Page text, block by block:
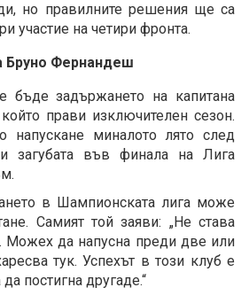
но правилните решения ще са
участие на четири фронта.
Бруно Фернандеш
бъде задържането на капитана
прави изключителен сезон.
миналото лято след
загубата във финала на Лига
в Шампионската лига може
Самият той заяви: „Не става
Можех да напусна преди две или
тук. Успехът в този клуб е
постигна другаде.“